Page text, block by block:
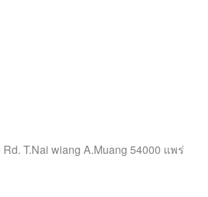
T.Nai wiang A.Muang 54000 แพร่